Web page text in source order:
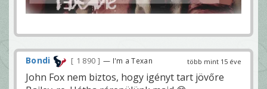
több mint 15 éve
Bondi 1 890 — I'm a Texan
John Fox nem biztos, hogy igényt tart jövőre